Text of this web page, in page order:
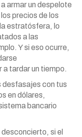
armar un despelote
precios de los
estratósfera, lo
a las
Y si eso ocurre,
a tardar un tiempo.
desfasajes con tus
en dólares,
bancario
si el